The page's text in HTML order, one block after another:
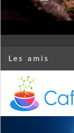
Les amis